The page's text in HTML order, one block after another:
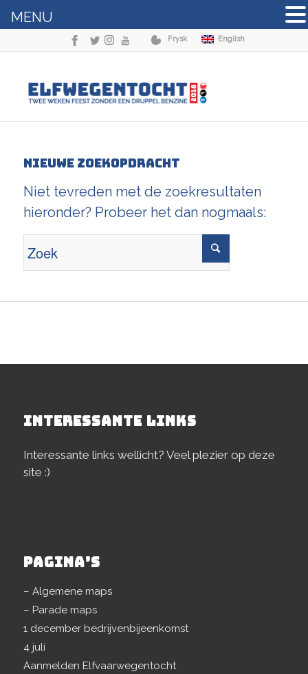
Frysk English
Nieuwe zoekopdracht
Niet tevreden met de zoekresultaten
hieronder? Probeer het dan nogmaals:
INTERESSANTE LINKS
Interessante links wellicht? Veel plezier op deze
site :)
PAGINA’S
– Algemene maps
– Parade maps
1 december bedrijvenbijeenkomst
4 juli
Aanmelden Elfvaarwegentocht
MENU